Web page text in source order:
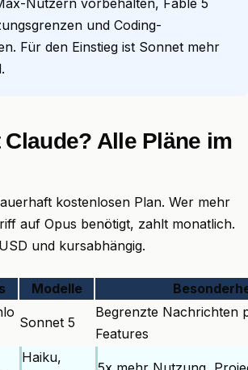
und Coding-
Für den Einstieg ist Sonnet mehr
Alle Pläne im
kostenlosen Plan. Wer mehr
auf Opus benötigt, zahlt monatlich.
und kursabhängig.
Modelle
Sonnet 5
Begrenzte Nachrichten
Features
Haiku,